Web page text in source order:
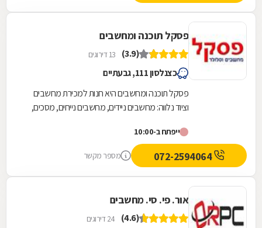
פסקל תוכנה ומחשבים
(3.9) 13 דירוגים
כצנלסון 111, גבעתיים
פסקל תוכנה ומחשבים היא חנות למכירת מחשבים
וציוד נלווה: מחשבים ניידים, מחשבים נייחים, מסכים,
ייפתח ב-10:00
072-2594064 מספר מקשר
אור. פי. סי. מחשבים
(4.6) 24 דירוגים